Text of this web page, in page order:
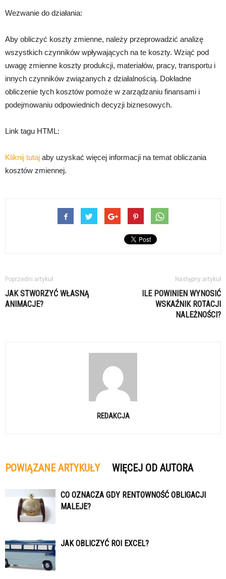
Wezwanie do działania:
Aby obliczyć koszty zmienne, należy przeprowadzić analizę
wszystkich czynników wpływających na te koszty. Wziąć pod
uwagę zmienne koszty produkcji, materiałów, pracy, transportu i
innych czynników związanych z działalnością. Dokładne
obliczenie tych kosztów pomoże w zarządzaniu finansami i
podejmowaniu odpowiednich decyzji biznesowych.
Link tagu HTML:
Kliknij tutaj aby uzyskać więcej informacji na temat obliczania
kosztów zmiennej.
Poprzedni artykuł
JAK STWORZYĆ WŁASNĄ
ANIMACJE?
Następny artykuł
ILE POWINIEN WYNOSIĆ
WSKAŹNIK ROTACJI
NALEŻNOŚCI?
REDAKCJA
POWIĄZANE ARTYKUŁY WIĘCEJ OD AUTORA
CO OZNACZA GDY RENTOWNOŚĆ OBLIGACJI
MALEJE?
JAK OBLICZYĆ ROI EXCEL?